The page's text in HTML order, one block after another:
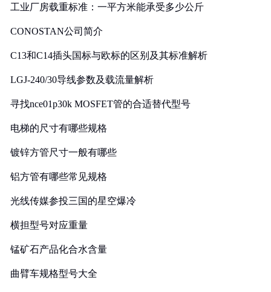
工业厂房载重标准：一平方米能承受多少公斤
CONOSTAN公司简介
C13和C14插头国标与欧标的区别及其标准解析
LGJ-240/30导线参数及载流量解析
寻找nce01p30k MOSFET管的合适替代型号
电梯的尺寸有哪些规格
镀锌方管尺寸一般有哪些
铝方管有哪些常见规格
光线传媒参投三国的星空爆冷
横担型号对应重量
锰矿石产品化合水含量
曲臂车规格型号大全